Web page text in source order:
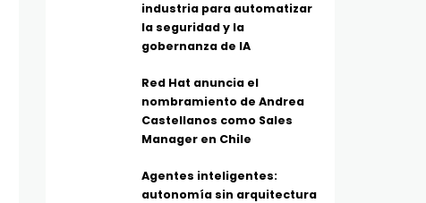
industria para automatizar
la seguridad y la
gobernanza de IA
Red Hat anuncia el
nombramiento de Andrea
Castellanos como Sales
Manager en Chile
Agentes inteligentes:
autonomía sin arquitectura